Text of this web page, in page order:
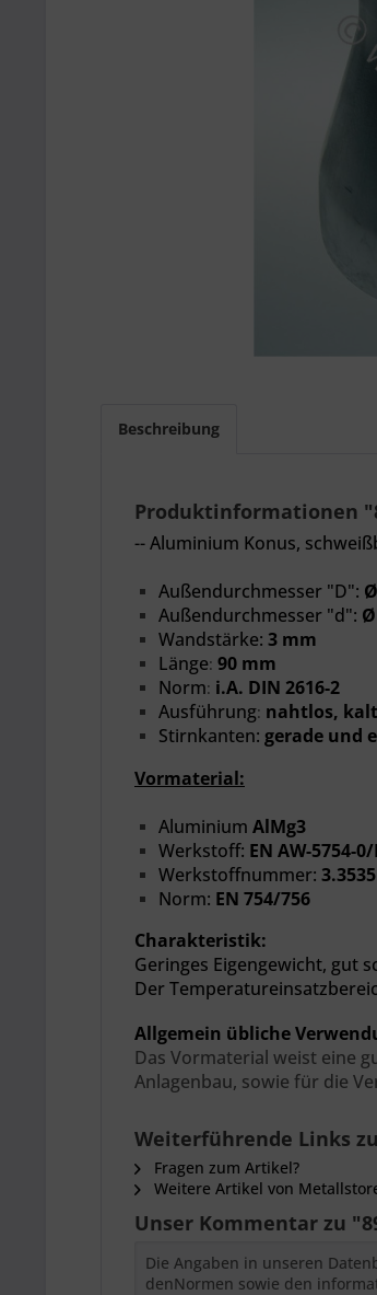
Beschreibung
Produktinformationen
-- Aluminium Konus,
Außendurchmesser "D":
Außendurchmesser "d":
Wandstärke: 3 mm
Länge: 90 mm
Norm: i.A. DIN 2616-2
Ausführung: nahtlos,
Stirnkanten: gerade und
Vormaterial:
Aluminium AlMg3
Werkstoff: EN AW-5754-0/
Werkstoffnummer: 3.3535
Norm: EN 754/756
Charakteristik:
Geringes Eigengewicht, gut
Der
Allgemein übliche
Das Vormaterial weist eine
Anlagenbau, sowie für die
Weiterführende Links
Fragen zum Artikel?
Weitere Artikel von
Unser Kommentar zu
Die Angaben in unseren
denNormen sowie den